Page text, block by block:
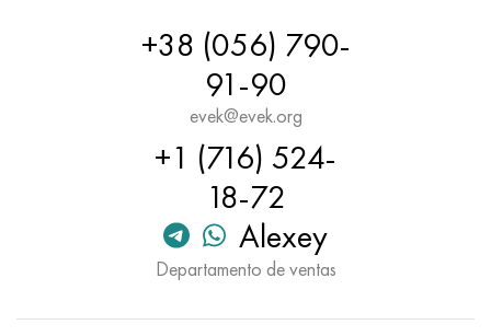
+38 (056) 790-
91-90
evek@evek.org
+1 (716) 524-
18-72
Alexey
Departamento de ventas